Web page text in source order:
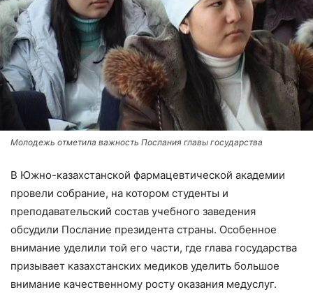
Молодежь отметила важность Послания главы государства
В Южно-казахстанской фармацевтической академии
провели собрание, на котором студенты и
преподавательский состав учебного заведения
обсудили Послание президента страны. Особенное
внимание уделили той его части, где глава государства
призывает казахстанских медиков уделить большое
внимание качественному росту оказания медуслуг.